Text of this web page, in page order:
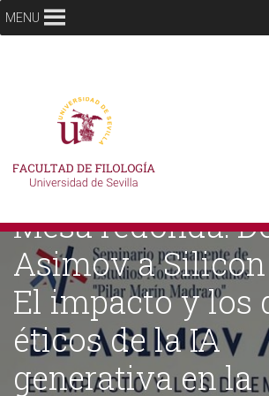
MENU
Mesa redonda:
Asimov a
El impacto y los
éticos de la IA
generativa en la